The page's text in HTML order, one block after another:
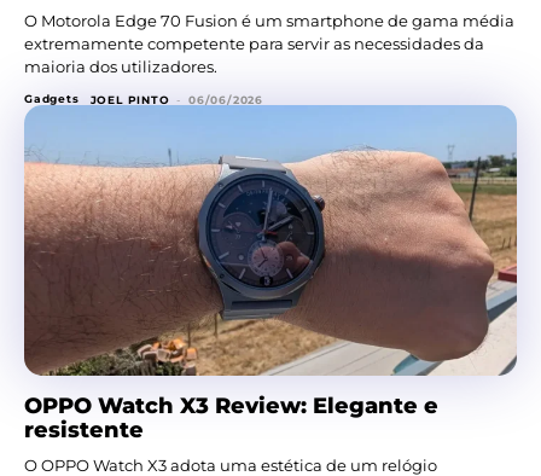
O Motorola Edge 70 Fusion é um smartphone de gama média
extremamente competente para servir as necessidades da
maioria dos utilizadores.
Gadgets JOEL PINTO - 06/06/2026
OPPO Watch X3 Review: Elegante e
resistente
O OPPO Watch X3 adota uma estética de um relógio